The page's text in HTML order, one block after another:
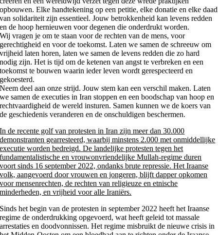
opbouwen. Elke handtekening op een petitie, elke donatie en elke daad
van solidariteit zijn essentieel. Jouw betrokkenheid kan levens redden
en de hoop hernieuwen voor degenen die onderdrukt worden.
Wij vragen je om te staan voor de rechten van de mens, voor
gerechtigheid en voor de toekomst. Laten we samen de schreeuw om
vrijheid laten horen, laten we samen de levens redden die zo hard
nodig zijn. Het is tijd om de ketenen van angst te verbreken en een
toekomst te bouwen waarin ieder leven wordt gerespecteerd en
gekoesterd.
Neem deel aan onze strijd. Jouw stem kan een verschil maken. Laten
we samen de executies in Iran stoppen en een boodschap van hoop en
rechtvaardigheid de wereld insturen. Samen kunnen we de koers van
de geschiedenis veranderen en de onschuldigen beschermen.
In de recente golf van protesten in Iran zijn meer dan 30.000
demonstranten gearresteerd, waarbij minstens 2.000 met onmiddellijke
executie worden bedreigd. De landelijke protesten tegen het
fundamentalistische en vrouwonvriendelijke Mullah-regime duren
voort sinds 16 september 2022, ondanks brute repressie. Het Iraanse
volk, aangevoerd door vrouwen en jongeren, blijft dapper opkomen
voor mensenrechten, de rechten van religieuze en etnische
minderheden, en vrijheid voor alle Iraniërs.
Sinds het begin van de protesten in september 2022 heeft het Iraanse
regime de onderdrukking opgevoerd, wat heeft geleid tot massale
arrestaties en doodvonnissen. Het regime misbruikt de nieuwe crisis in